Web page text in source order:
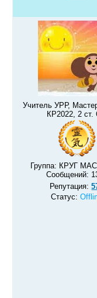
Учитель УРР,
КР2022, 2 ст.
Группа: КРУГ
Сообщений:
Репутация:
Статус: